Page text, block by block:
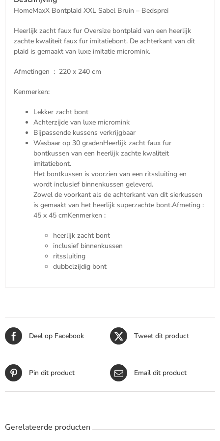
-
en
Zacht
aantal
HomeMaxX Bontplaid XXL Sabel Bruin – Bedsprei
Heerlijk zacht faux fur Oversize bontplaid van een heerlijk
zachte kwaliteit faux fur imitatiebont. De achterkant van dit
plaid is gemaakt van luxe imitatie micromink.
Afmetingen : 220 x 240 cm
Kenmerken:
Lekker zacht bont
Achterzijde van luxe micromink
Bijpassende kussens verkrijgbaar
Wasbaar op 30 gradenHeerlijk zacht faux fur
bontkussen van een heerlijk zachte kwaliteit
imitatiebont.
Het bontkussen is voorzien van een ritssluiting en
wordt inclusief binnenkussen geleverd.
Zowel de voorkant als de achterkant van dit sierkussen
is gemaakt van het heerlijk superzachte bont.Afmeting :
45 x 45 cmKenmerken :
heerlijk zacht bont
inclusief binnenkussen
ritssluiting
dubbelzijdig bont
Deel op Facebook Tweet dit product
Pin dit product Email dit product
Gerelateerde producten